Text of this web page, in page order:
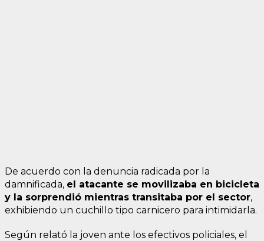
De acuerdo con la denuncia radicada por la
damnificada, el atacante se movilizaba en bicicleta
y la sorprendió mientras transitaba por el sector,
exhibiendo un cuchillo tipo carnicero para intimidarla.
Según relató la joven ante los efectivos policiales, el